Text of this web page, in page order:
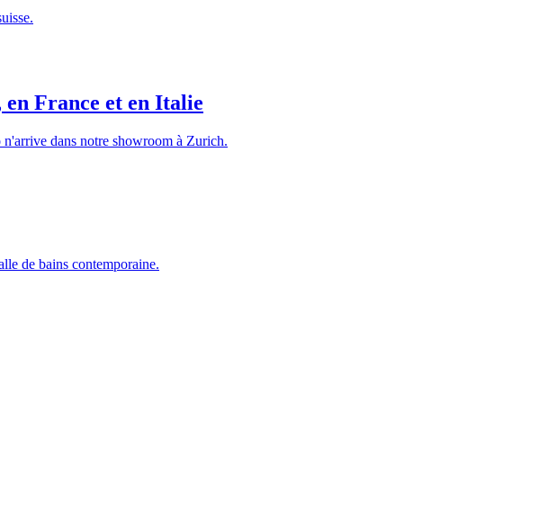
France et en Italie
n'arrive dans notre showroom à Zurich.
de bains contemporaine.